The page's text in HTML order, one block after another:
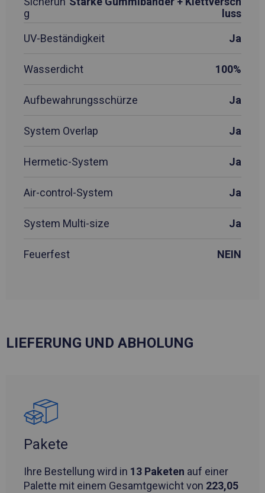
g
luss
UV-Beständigkeit
Ja
Wasserdicht 100%
Aufbewahrungsschürze Ja
System Overlap Ja
Hermetic-System Ja
Air-control-System Ja
System Multi-size Ja
Feuerfest NEIN
LIEFERUNG UND ABHOLUNG
Pakete
Ihre Bestellung wird in 13 Paketen auf einer
Palette mit einem Gesamtgewicht von 223,05